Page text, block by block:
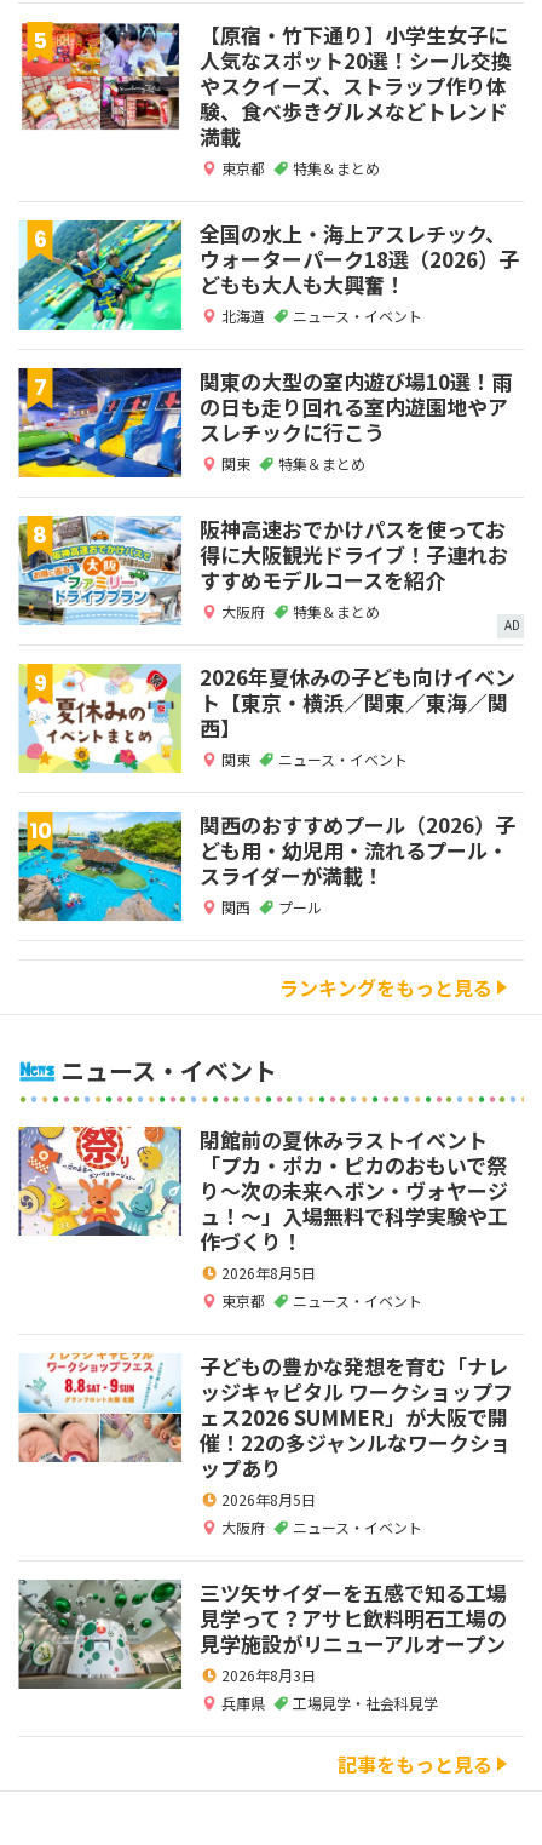
【原宿・竹下通り】小学生女子に
人気なスポット20選！シール交換
やスクイーズ、ストラップ作り体
験、食べ歩きグルメなどトレンド
満載
東京都 特集＆まとめ
全国の水上・海上アスレチック、
ウォーターパーク18選（2026）子
どもも大人も大興奮！
北海道 ニュース・イベント
関東の大型の室内遊び場10選！雨
の日も走り回れる室内遊園地やア
スレチックに行こう
関東 特集＆まとめ
阪神高速おでかけパスを使ってお
得に大阪観光ドライブ！子連れお
すすめモデルコースを紹介
大阪府 特集＆まとめ
AD
2026年夏休みの子ども向けイベン
ト【東京・横浜／関東／東海／関
西】
関東 ニュース・イベント
関西のおすすめプール（2026）子
ども用・幼児用・流れるプール・
スライダーが満載！
関西 プール
ランキングをもっと見る
ニュース・イベント
閉館前の夏休みラストイベント
「プカ・ポカ・ピカのおもいで祭
り～次の未来へボン・ヴォヤージ
ュ！～」入場無料で科学実験や工
作づくり！
2026年8月5日
東京都
ニュース・イベント
子どもの豊かな発想を育む「ナレ
ッジキャピタル ワークショップフ
ェス2026 SUMMER」が大阪で開
催！22の多ジャンルなワークショ
ップあり
2026年8月5日
大阪府
ニュース・イベント
三ツ矢サイダーを五感で知る工場
見学って？アサヒ飲料明石工場の
見学施設がリニューアルオープン
2026年8月3日
兵庫県
工場見学・社会科見学
記事をもっと見る